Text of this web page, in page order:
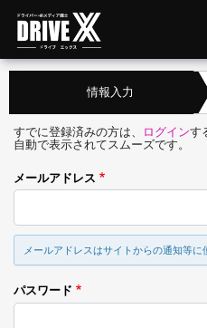
情報入力
すでに登録済みの方は、 ログインす
自動で表示されてスムーズです。
メールアドレス
メールアドレスはサイトからの通知等に
パスワード